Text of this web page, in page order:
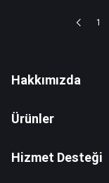
1
Hakkımızda
Ürünler
Hizmet Desteği